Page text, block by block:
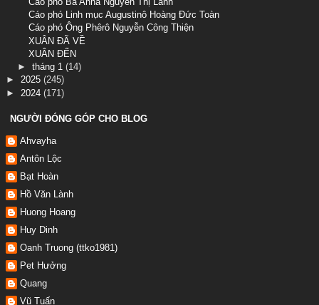
Cáo phó Linh mục Augustinô Hoàng Đức Toàn
Cáo phó Ông Phêrô Nguyễn Công Thiện
XUÂN ĐÃ VỀ
XUÂN ĐẾN
► tháng 1 (14)
► 2025 (245)
► 2024 (171)
NGƯỜI ĐÓNG GÓP CHO BLOG
Ahvayha
Antôn Lộc
Bạt Hoàn
Hồ Văn Lành
Huong Hoang
Huy Dinh
Oanh Truong (ttko1981)
Pet Hưởng
Quang
Vũ Tuấn